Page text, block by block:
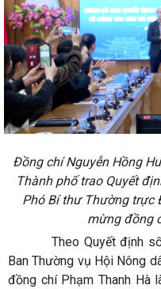
Đồng chí Nguyễn Hồng
Thành phố trao Quyết
Phó Bí thư Thường trực
mừng đồng
Theo Quyết định số
Ban Thường vụ Hội Nông
đồng chí Phạm Thanh Hà